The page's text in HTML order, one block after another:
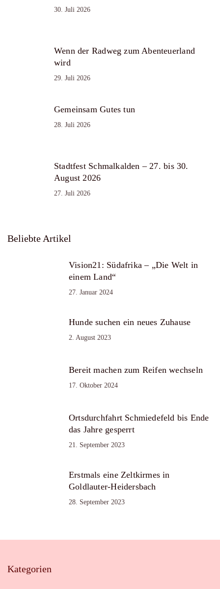
30. Juli 2026
Wenn der Radweg zum Abenteuerland
wird
29. Juli 2026
Gemeinsam Gutes tun
28. Juli 2026
Stadtfest Schmalkalden – 27. bis 30.
August 2026
27. Juli 2026
Beliebte Artikel
Vision21: Südafrika – „Die Welt in
einem Land“
27. Januar 2024
Hunde suchen ein neues Zuhause
2. August 2023
Bereit machen zum Reifen wechseln
17. Oktober 2024
Ortsdurchfahrt Schmiedefeld bis Ende
das Jahre gesperrt
21. September 2023
Erstmals eine Zeltkirmes in
Goldlauter-Heidersbach
28. September 2023
Kategorien